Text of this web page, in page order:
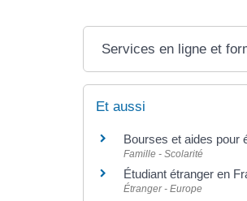
Services en ligne et
Et aussi
Bourses et aides pour
Famille - Scolarité
Étudiant étranger en
Étranger - Europe